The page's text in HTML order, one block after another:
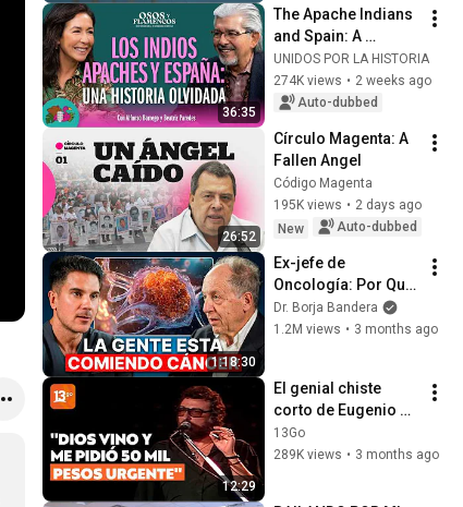
36:35
The Apache Indians
and Spain: A
Forgotten History -
S2E8
@unidosporlahistor
UNIDOS POR LA HISTORIA
274K views • 2 weeks ago
Auto-dubbed
26:52
Círculo Magenta: A
Fallen Angel
Código Magenta
195K views • 2 days ago
New
Auto-dubbed
1:18:30
Ex-jefe de
Oncología: Por Qué
España Tiene Tantos
Casos de Cáncer (la
Dr. Borja Bandera
1.2M views • 3 months ago
12:29
El genial chiste
corto de Eugenio
Jofra | Martes 13
13Go
289K views • 3 months ago